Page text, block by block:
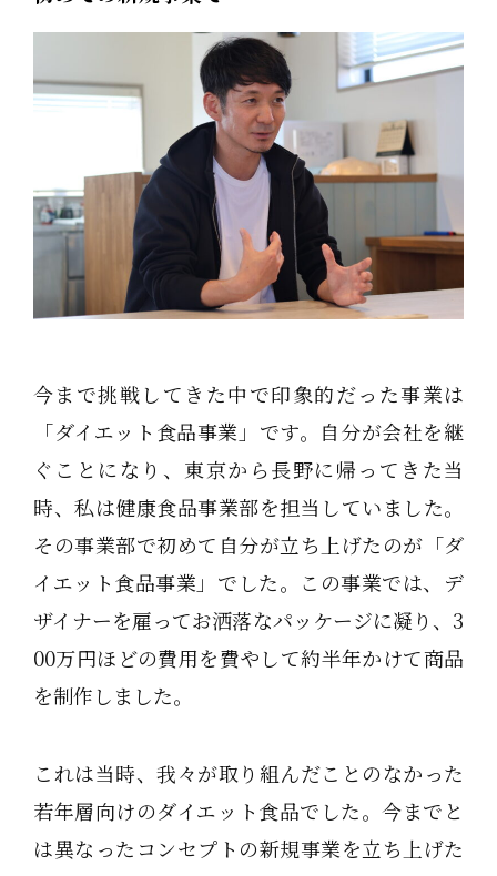
今まで挑戦してきた中で印象的だった事業は
「ダイエット食品事業」です。自分が会社を継
ぐことになり、東京から長野に帰ってきた当
時、私は健康食品事業部を担当していました。
その事業部で初めて自分が立ち上げたのが「ダ
イエット食品事業」でした。この事業では、デ
ザイナーを雇ってお洒落なパッケージに凝り、3
00万円ほどの費用を費やして約半年かけて商品
を制作しました。
これは当時、我々が取り組んだことのなかった
若年層向けのダイエット食品でした。今までと
は異なったコンセプトの新規事業を立ち上げた